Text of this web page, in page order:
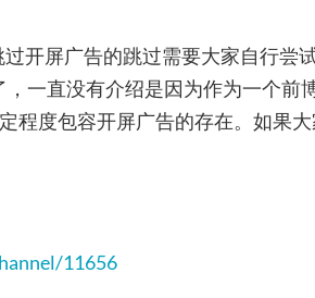
开屏广告的跳过需要大家自行尝试
，一直没有介绍是因为作为一个前
程度包容开屏广告的存在。如果
11656